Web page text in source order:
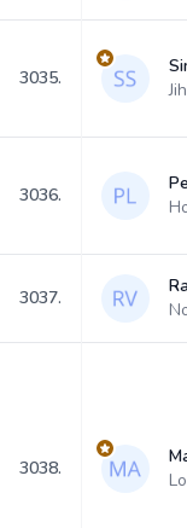
3035.
3036.
3037.
3038.